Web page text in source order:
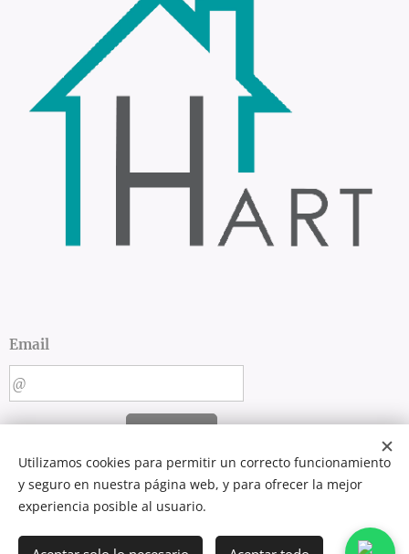
Email
Creado conWebnode
Languages
Utilizamos cookies para permitir un correcto funcionamiento
y seguro en nuestra página web, y para ofrecer la mejor
experiencia posible al usuario.